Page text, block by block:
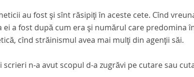
au fost şi sînt răsipiţi în aceste cete. Cînd
ei a fost după cum era şi numărul care predomina
cînd străinismul avea mai mulţi din agenţii săi.
scrieri n-a avut scopul d-a zugrăvi pe cutare sau